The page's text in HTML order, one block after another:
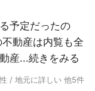
予定だったの
動産は内覧も全
産...続きをみる
/ 地元に詳しい 他5件